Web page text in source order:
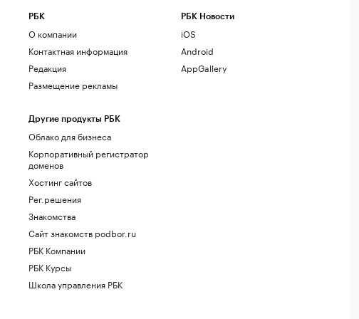
РБК
О компании
Контактная информация
Редакция
Размещение рекламы
Другие продукты РБК
Облако для бизнеса
Корпоративный регистратор
доменов
Хостинг сайтов
Рег.решения
Знакомства
Сайт знакомств podbor.ru
РБК Компании
РБК Курсы
Школа управления РБК
РБК Новости
iOS
Android
AppGallery